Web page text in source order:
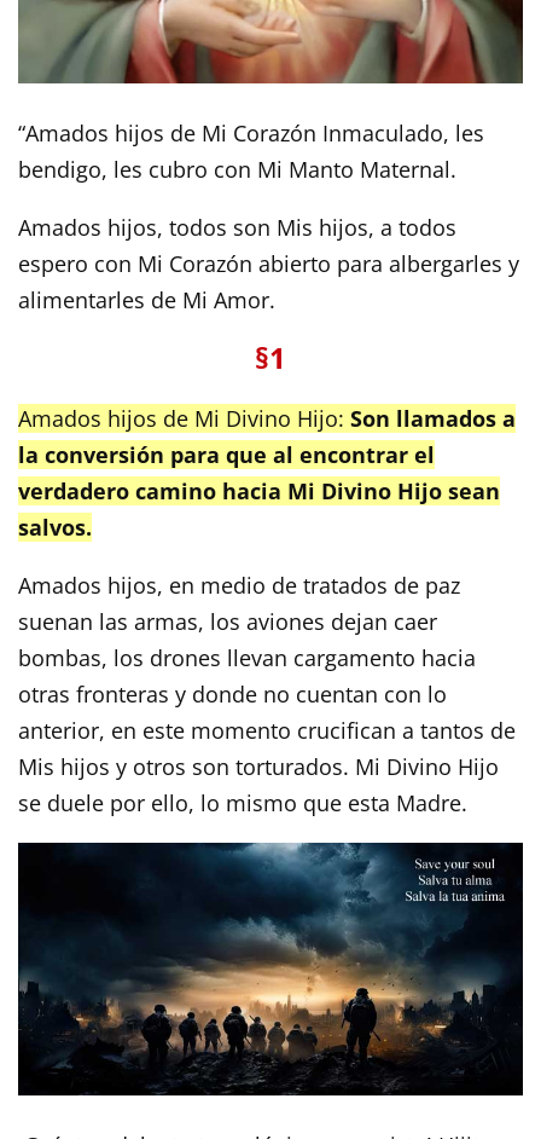
“Amados hijos de Mi Corazón Inmaculado, les
bendigo, les cubro con Mi Manto Maternal.
Amados hijos, todos son Mis hijos, a todos
espero con Mi Corazón abierto para albergarles y
alimentarles de Mi Amor.
§1
Amados hijos de Mi Divino Hijo: Son llamados a
la conversión para que al encontrar el
verdadero camino hacia Mi Divino Hijo sean
salvos.
Amados hijos, en medio de tratados de paz
suenan las armas, los aviones dejan caer
bombas, los drones llevan cargamento hacia
otras fronteras y donde no cuentan con lo
anterior, en este momento crucifican a tantos de
Mis hijos y otros son torturados. Mi Divino Hijo
se duele por ello, lo mismo que esta Madre.